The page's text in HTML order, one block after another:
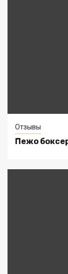
Отзывы
Пежо